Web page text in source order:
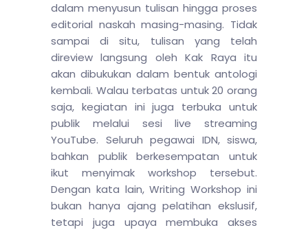
dalam menyusun tulisan hingga proses
editorial naskah masing-masing. Tidak
sampai di situ, tulisan yang telah
direview langsung oleh Kak Raya itu
akan dibukukan dalam bentuk antologi
kembali. Walau terbatas untuk 20 orang
saja, kegiatan ini juga terbuka untuk
publik melalui sesi live streaming
YouTube. Seluruh pegawai IDN, siswa,
bahkan publik berkesempatan untuk
ikut menyimak workshop tersebut.
Dengan kata lain, Writing Workshop ini
bukan hanya ajang pelatihan ekslusif,
tetapi juga upaya membuka akses